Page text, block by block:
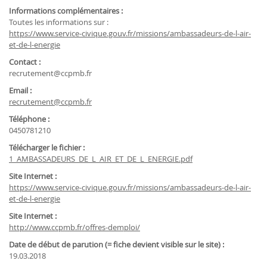
Informations complémentaires :
Toutes les informations sur :
https://www.service-civique.gouv.fr/missions/ambassadeurs-de-l-air-
et-de-l-energie
Contact :
recrutement@ccpmb.fr
Email :
recrutement@ccpmb.fr
Téléphone :
0450781210
Télécharger le fichier :
1_AMBASSADEURS_DE_L_AIR_ET_DE_L_ENERGIE.pdf
Site Internet :
https://www.service-civique.gouv.fr/missions/ambassadeurs-de-l-air-
et-de-l-energie
Site Internet :
http://www.ccpmb.fr/offres-demploi/
Date de début de parution (= fiche devient visible sur le site) :
19.03.2018